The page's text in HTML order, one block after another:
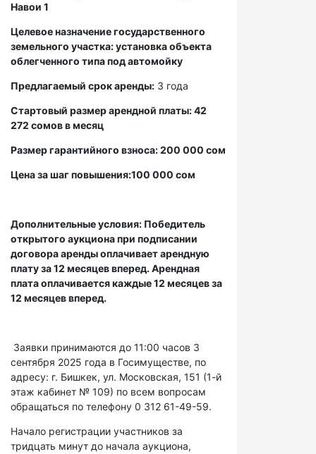
Навои 1
Целевое назначение государственного
земельного участка: установка объекта
облегченного типа под автомойку
Предлагаемый срок аренды: 3 года
Стартовый размер арендной платы: 42
272 сомов в месяц
Размер гарантийного взноса: 200 000 сом
Цена за шаг повышения:100 000 сом
Дополнительные условия: Победитель
открытого аукциона при подписании
договора аренды оплачивает арендную
плату за 12 месяцев вперед. Арендная
плата оплачивается каждые 12 месяцев за
12 месяцев вперед.
Заявки принимаются до 11:00 часов 3
сентября 2025 года в Госимуществе, по
адресу: г. Бишкек, ул. Московская, 151 (1-й
этаж кабинет № 109) по всем вопросам
обращаться по телефону 0 312 61-49-59.
Начало регистрации участников за
тридцать минут до начала аукциона,